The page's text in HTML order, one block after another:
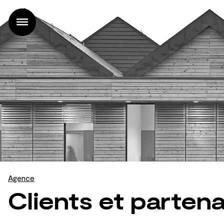
Accueil
Projets
Agence
Actualités
Contact
FR |
EN
Agence
Clients et